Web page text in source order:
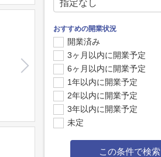
おすすめの開業状況
開業済み
3ヶ月以内に開業予定
6ヶ月以内に開業予定
1年以内に開業予定
2年以内に開業予定
3年以内に開業予定
未定
この条件で検索